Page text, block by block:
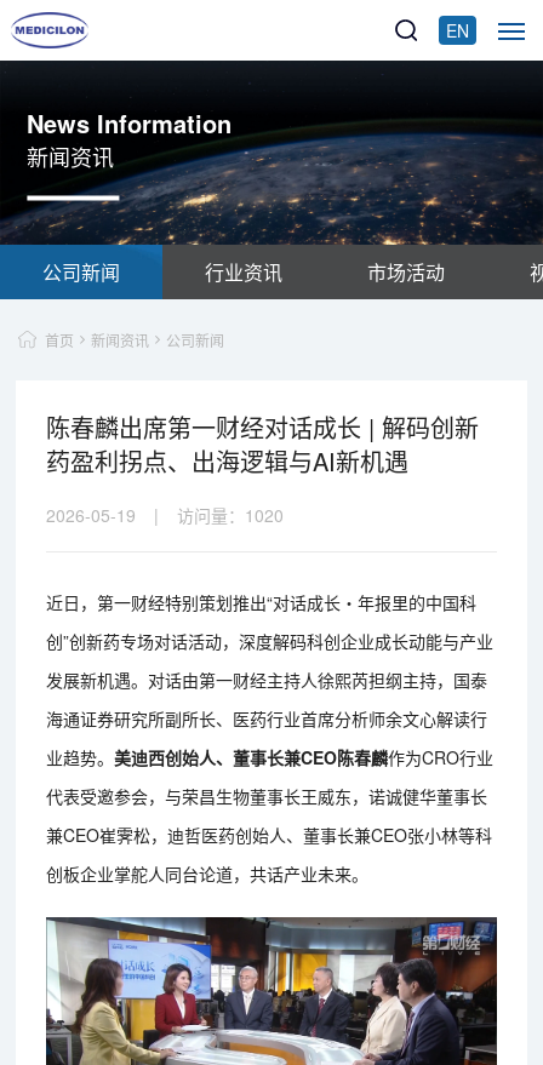
EN
News Information
新闻资讯
公司新闻 行业资讯 市场活动
首页 新闻资讯 公司新闻
陈春麟出席第一财经对话成长 | 解码创新
药盈利拐点、出海逻辑与AI新机遇
2026-05-19 | 访问量： 1020
近日，第一财经特别策划推出“对话成长・年报里的中国科
创”创新药专场对话活动，深度解码科创企业成长动能与产业
发展新机遇。对话由第一财经主持人徐熙芮担纲主持，国泰
海通证券研究所副所长、医药行业首席分析师余文心解读行
业趋势。美迪西创始人、董事长兼CEO陈春麟作为CRO行业
代表受邀参会，与荣昌生物董事长王威东，诺诚健华董事长
兼CEO崔霁松，迪哲医药创始人、董事长兼CEO张小林等科
创板企业掌舵人同台论道，共话产业未来。